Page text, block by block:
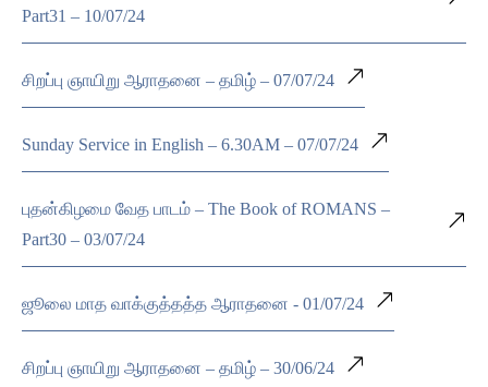
Part31 – 10/07/24
சிறப்பு ஞாயிறு ஆராதனை – தமிழ் – 07/07/24
Sunday Service in English – 6.30AM – 07/07/24
புதன்கிழமை வேத பாடம் – The Book of ROMANS –
Part30 – 03/07/24
ஜூலை மாத வாக்குத்தத்த ஆராதனை - 01/07/24
சிறப்பு ஞாயிறு ஆராதனை – தமிழ் – 30/06/24